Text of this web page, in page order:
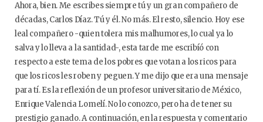
Ahora, bien. Me escribes siempre tú y un gran compañero de
décadas, Carlos Díaz. Tú y él. No más. El resto, silencio. Hoy ese
leal compañero -quien tolera mis malhumores, lo cual ya lo
salva y lo lleva a la santidad-, esta tarde me escribíó con
respecto a este tema de los pobres que votan a los ricos para
que los ricos les roben y peguen. Y me dijo que era una mensaje
para tí. Es la reflexión de un profesor universitario de México,
Enrique Valencia Lomelí. No lo conozco, pero ha de tener su
prestigio ganado. A continuación, en la respuesta y comentario